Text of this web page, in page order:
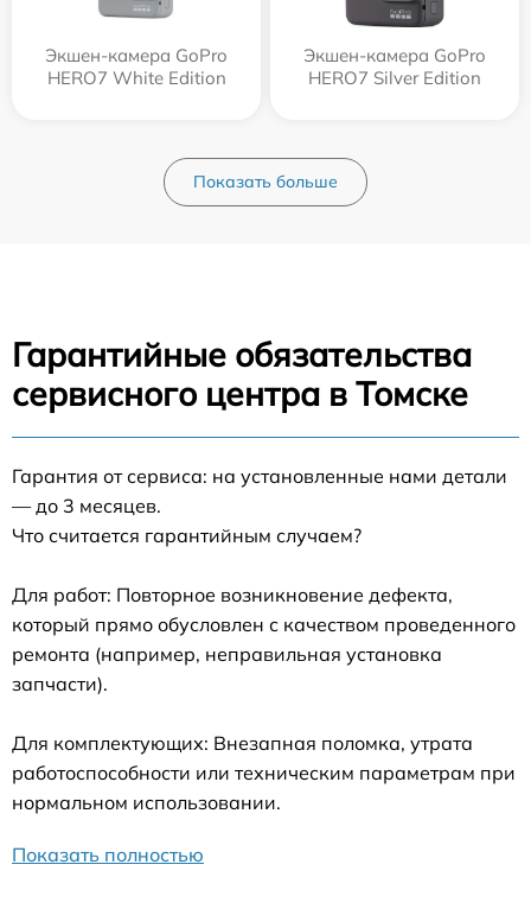
Экшен-камера GoPro
HERO7 White Edition
Экшен-камера GoPro
HERO7 Silver Edition
Показать больше
Гарантийные обязательства
сервисного центра в Томске
Гарантия от сервиса: на установленные нами детали
— до 3 месяцев.
Что считается гарантийным случаем?
Для работ: Повторное возникновение дефекта,
который прямо обусловлен с качеством проведенного
ремонта (например, неправильная установка
запчасти).
Для комплектующих: Внезапная поломка, утрата
работоспособности или техническим параметрам при
нормальном использовании.
Показать полностью